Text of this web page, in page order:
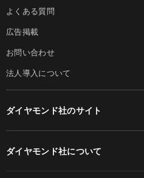
よくある質問
広告掲載
お問い合わせ
法人導入について
ダイヤモンド社のサイト
ダイヤモンド社について